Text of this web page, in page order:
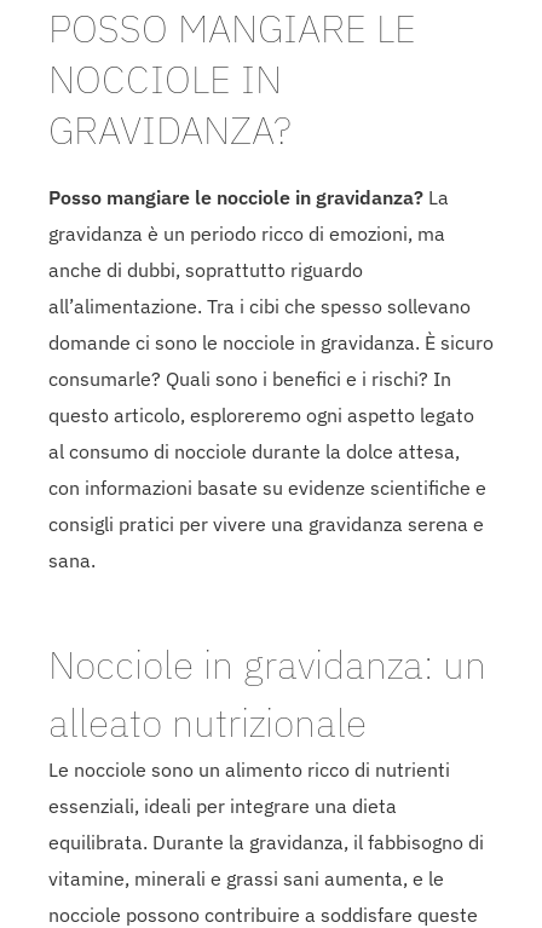
POSSO MANGIARE LE
NOCCIOLE IN
GRAVIDANZA?
Posso mangiare le nocciole in gravidanza? La
gravidanza è un periodo ricco di emozioni, ma
anche di dubbi, soprattutto riguardo
all’alimentazione. Tra i cibi che spesso sollevano
domande ci sono le nocciole in gravidanza. È sicuro
consumarle? Quali sono i benefici e i rischi? In
questo articolo, esploreremo ogni aspetto legato
al consumo di nocciole durante la dolce attesa,
con informazioni basate su evidenze scientifiche e
consigli pratici per vivere una gravidanza serena e
sana.
Nocciole in gravidanza: un
alleato nutrizionale
Le nocciole sono un alimento ricco di nutrienti
essenziali, ideali per integrare una dieta
equilibrata. Durante la gravidanza, il fabbisogno di
vitamine, minerali e grassi sani aumenta, e le
nocciole possono contribuire a soddisfare queste